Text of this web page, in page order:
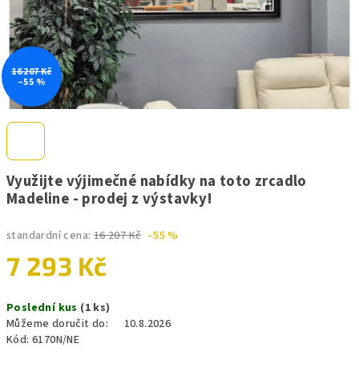
Využijte výjimečné nabídky na toto zrcadlo
Madeline - prodej z výstavky!
standardní cena: 16 207 Kč –55 %
7 293 Kč
cena:
Poslední kus (1 ks)
Můžeme doručit do:
10.8.2026
Kód: 6170N/NE
16 207 Kč
–55 %